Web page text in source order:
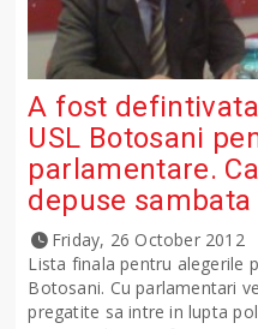
A fost
USL Botosani
parlamentare.
depuse sambata
Friday, 26 October 2012
Lista finala pentru alegerile
Botosani. Cu parlamentari
pregatite sa intre in lupta